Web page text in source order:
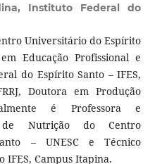
Instituto Federal do
Universitário do Espírito
Educação Profissional e
do Espírito Santo – IFES,
Doutora em Produção
é Professora e
de Nutrição do Centro
– UNESC e Técnico
IFES, Campus Itapina.